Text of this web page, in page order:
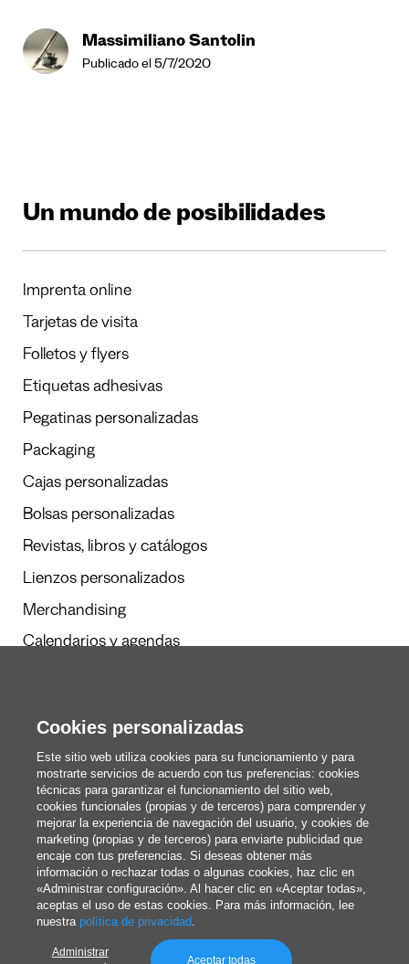
Massimiliano Santolin
Publicado el 5/7/2020
Un mundo de posibilidades
Imprenta online
Tarjetas de visita
Folletos y flyers
Etiquetas adhesivas
Pegatinas personalizadas
Packaging
Cajas personalizadas
Bolsas personalizadas
Revistas, libros y catálogos
Lienzos personalizados
Merchandising
Calendarios y agendas
Redacción
Estos somos nosotros
blog@pixartprinting.com
Política de privacidad
Cookies personalizadas
Este sitio web utiliza cookies para su funcionamiento y para
mostrarte servicios de acuerdo con tus preferencias: cookies
técnicas para garantizar el funcionamiento del sitio web,
cookies funcionales (propias y de terceros) para comprender y
mejorar la experiencia de navegación del usuario, y cookies de
marketing (propias y de terceros) para enviarte publicidad que
encaje con tus preferencias. Si deseas obtener más
información o rechazar todas o algunas cookies, haz clic en
«Administrar configuración». Al hacer clic en «Aceptar todas»,
aceptas el uso de estas cookies. Para más información, lee
nuestra política de privacidad.
Administrar
Aceptar todas